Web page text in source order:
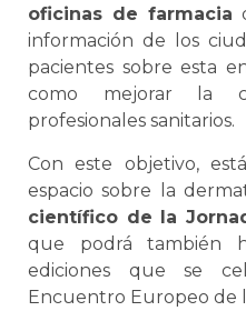
oficinas de farmacia
información de los
pacientes sobre esta
como mejorar la
profesionales sanitarios.
Con este objetivo,
espacio sobre la
científico de la
que podrá también
ediciones que se
Encuentro Europeo de